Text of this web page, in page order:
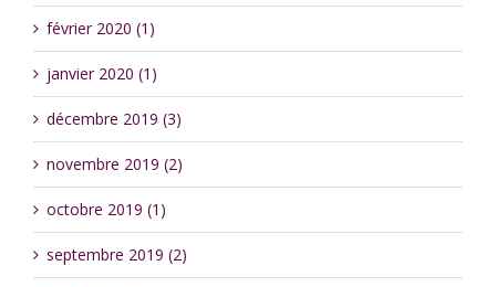
février 2020 (1)
janvier 2020 (1)
décembre 2019 (3)
novembre 2019 (2)
octobre 2019 (1)
septembre 2019 (2)